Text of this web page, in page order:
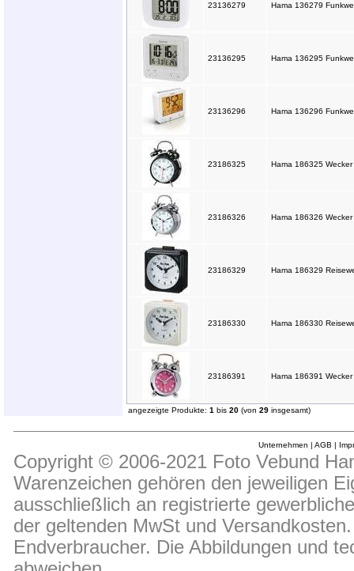
23136279 Hama 136279
23136295 Hama 136295
23136296 Hama 136296
23186325 Hama 186325
23186326 Hama 186326
23186329 Hama 186329
23186330 Hama 186330
23186391 Hama 186391
angezeigte Produkte: 1 bis 20 (von 29 insgesamt)
Unternehmen | AGB |
Copyright © 2006-2021 Foto Vebund
Warenzeichen gehören den jeweiligen
ausschließlich an registrierte
der geltenden MwSt und
Endverbraucher. Die Abbildungen und